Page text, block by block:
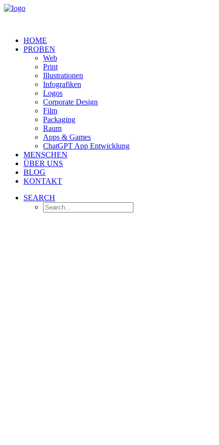
HOME
PROBEN
Web
Print
Illustrationen
Infografiken
Logos
Corporate Design
Film
Packaging
Raum
Apps & Games
ChatGPT App Entwicklung
MENSCHEN
ÜBER UNS
BLOG
KONTAKT
SEARCH